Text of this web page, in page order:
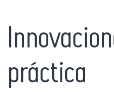
práctica